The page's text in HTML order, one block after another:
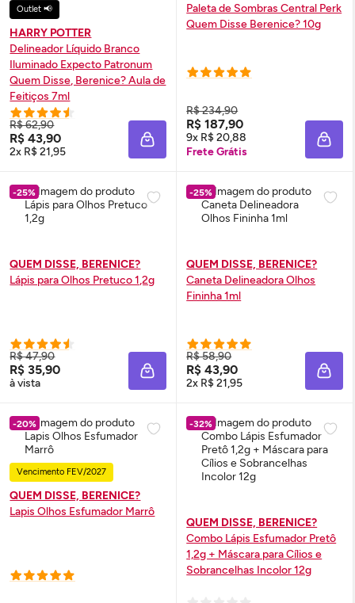
Outlet 📢
HARRY POTTER
Delineador Líquido Branco
Iluminado Expecto Patronum
Quem Disse, Berenice? Aula de
Feitiços 7ml
R$ 62,90
R$ 43,90
2x R$ 21,95 ADICIONAR À SACOLA
Paleta de Sombras Central Perk
Quem Disse Berenice? 10g
R$ 234,90
R$ 187,90
9x R$ 20,88
Frete Grátis
-25%
QUEM DISSE, BERENICE?
Lápis para Olhos Pretuco 1,2g
R$ 47,90
R$ 35,90
à vista ADICIONAR À SACOLA
-25%
QUEM DISSE, BERENICE?
Caneta Delineadora Olhos
Fininha 1ml
R$ 58,90
R$ 43,90
2x R$ 21,95
-20%
Vencimento FEV/2027
QUEM DISSE, BERENICE?
Lapis Olhos Esfumador Marrô
-32%
QUEM DISSE, BERENICE?
Combo Lápis Esfumador Pretô
1,2g + Máscara para Cílios e
Sobrancelhas Incolor 12g